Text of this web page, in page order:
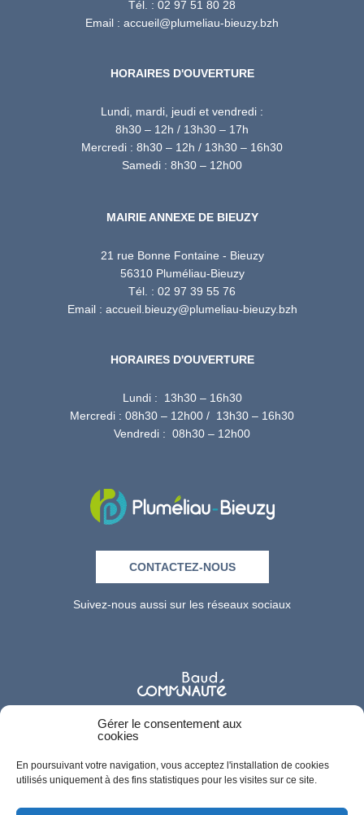
Gérer le consentement aux
cookies
En poursuivant votre navigation, vous acceptez l'installation de cookies
utilisés uniquement à des fins statistiques pour les visites sur ce site.
Tél. : 02 97 51 80 28
Email : accueil@plumeliau-bieuzy.bzh
HORAIRES D'OUVERTURE
Lundi, mardi, jeudi et vendredi :
8h30 – 12h / 13h30 – 17h
Mercredi : 8h30 – 12h / 13h30 – 16h30
Samedi : 8h30 – 12h00
MAIRIE ANNEXE DE BIEUZY
21 rue Bonne Fontaine - Bieuzy
56310 Pluméliau-Bieuzy
Tél. : 02 97 39 55 76
Email : accueil.bieuzy@plumeliau-bieuzy.bzh
HORAIRES D'OUVERTURE
Lundi : 13h30 – 16h30
Mercredi : 08h30 – 12h00 / 13h30 – 16h30
Vendredi : 08h30 – 12h00
CONTACTEZ-NOUS
Suivez-nous aussi sur les réseaux sociaux